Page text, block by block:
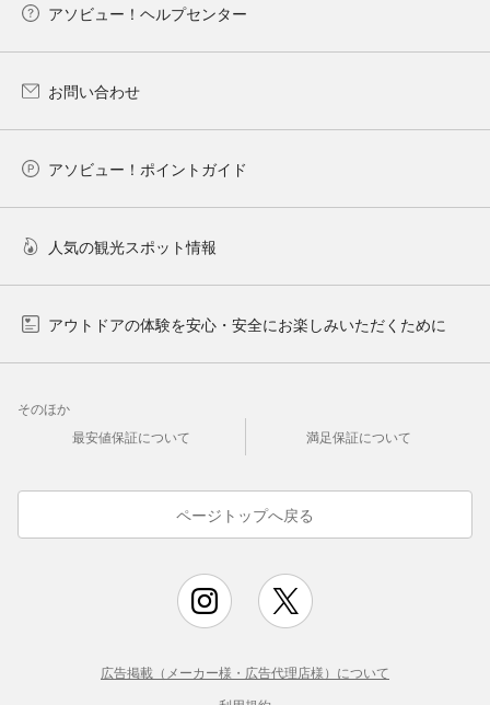
アソビュー！ヘルプセンター
お問い合わせ
アソビュー！ポイントガイド
人気の観光スポット情報
アウトドアの体験を安心・安全にお楽しみいただくために
そのほか
最安値保証について
満足保証について
ページトップへ戻る
広告掲載（メーカー様・広告代理店様）について